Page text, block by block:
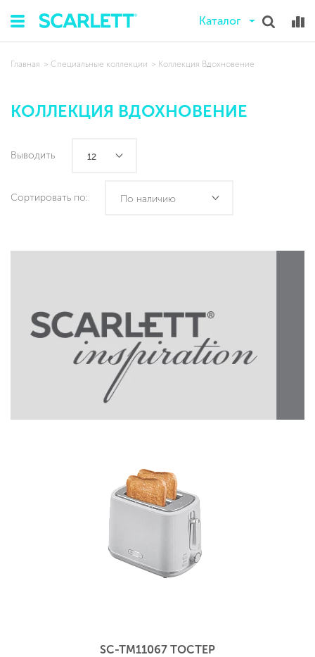
Каталог
Главная Специальные коллекции Коллекция Вдохновение
КОЛЛЕКЦИЯ ВДОХНОВЕНИЕ
Выводить 12
Сортировать по: По наличию
SC-TM11067 ТОСТЕР